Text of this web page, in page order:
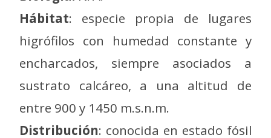
Hábitat: especie propia de lugares
higrófilos con humedad constante y
encharcados, siempre asociados a
sustrato calcáreo, a una altitud de
entre 900 y 1450 m.s.n.m.
Distribución: conocida en estado fósil